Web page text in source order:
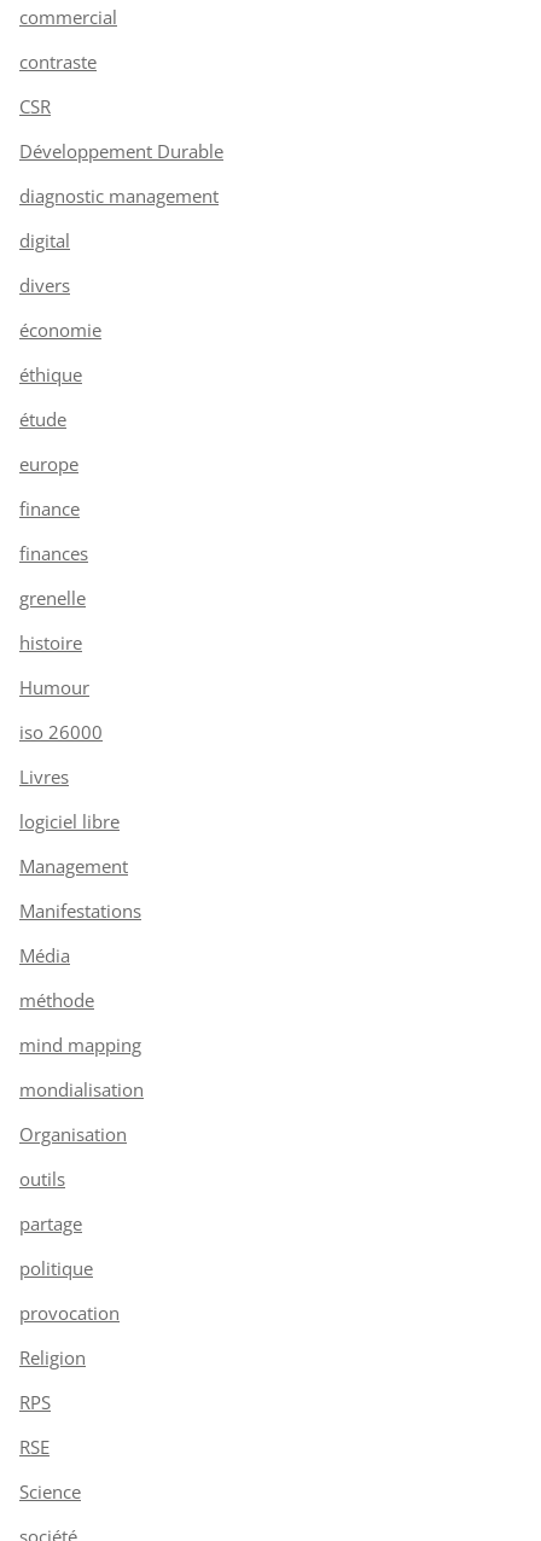
commercial
contraste
CSR
Développement Durable
diagnostic management
digital
divers
économie
éthique
étude
europe
finance
finances
grenelle
histoire
Humour
iso 26000
Livres
logiciel libre
Management
Manifestations
Média
méthode
mind mapping
mondialisation
Organisation
outils
partage
politique
provocation
Religion
RPS
RSE
Science
société